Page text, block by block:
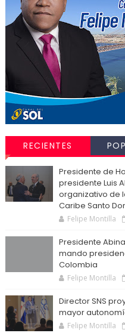
RECIENTES
Presidente de
presidente Luis
organizativo de
Caribe Santo
Felipe Montilla
Presidente
mando
Colombia
Felipe Montilla
Director SNS
mayor
Felipe Montilla